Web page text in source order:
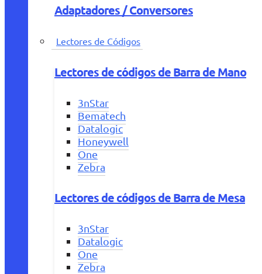
Adaptadores / Conversores
Lectores de Códigos
Lectores de códigos de Barra de Mano
3nStar
Bematech
Datalogic
Honeywell
One
Zebra
Lectores de códigos de Barra de Mesa
3nStar
Datalogic
One
Zebra